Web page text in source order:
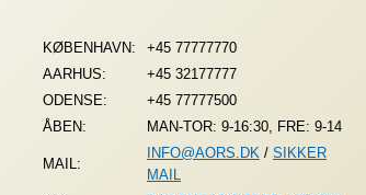
KØBENHAVN:
+45 77777770
AARHUS:
+45 32177777
ODENSE:
+45 77777500
ÅBEN:
MAN-TOR: 9-16:30, FRE: 9-14
MAIL:
INFO@AORS.DK / SIKKER
MAIL